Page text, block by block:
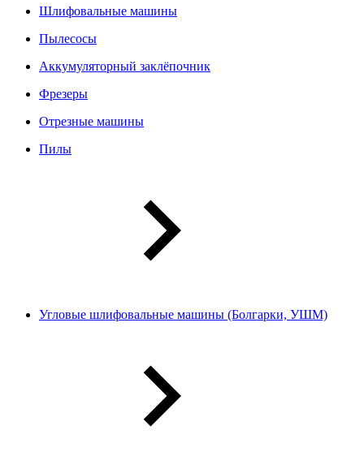
Шлифовальные машины
Пылесосы
Аккумуляторный заклёпочник
Фрезеры
Отрезные машины
Пилы
Угловые шлифовальные машины (Болгарки, УШМ)